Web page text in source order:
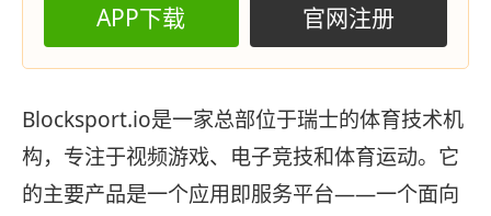
APP下载 官网注册
Blocksport.io是一家总部位于瑞士的体育技术机
构，专注于视频游戏、电子竞技和体育运动。它
的主要产品是一个应用即服务平台——一个面向